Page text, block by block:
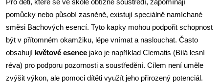
Pro děti, které se ve škole obtížně soustředí, zapomínají
pomůcky nebo působí zasněně, existují speciálně namíchané
směsi Bachových esencí. Tyto kapky mohou podpořit schopnost
být v přítomném okamžiku, lépe vnímat a naslouchat. Často
obsahují květové esence jako je například Clematis (Bílá lesní
réva) pro podporu pozornosti a soustředění. Cílem není uměle
zvýšit výkon, ale pomoci dítěti využít jeho přirozený potenciál.